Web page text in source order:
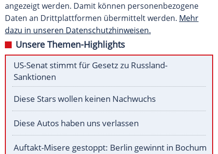
angezeigt werden. Damit können personenbezogene
Daten an Drittplattformen übermittelt werden. Mehr
dazu in unseren Datenschutzhinweisen.
Unsere Themen-Highlights
US-Senat stimmt für Gesetz zu Russland-
Sanktionen
Diese Stars wollen keinen Nachwuchs
Diese Autos haben uns verlassen
Auftakt-Misere gestoppt: Berlin gewinnt in Bochum